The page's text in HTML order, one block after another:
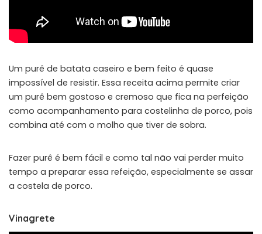
Um purê de batata caseiro e bem feito é quase
impossível de resistir. Essa receita acima permite criar
um purê bem gostoso e cremoso que fica na perfeição
como acompanhamento para costelinha de porco, pois
combina até com o molho que tiver de sobra.
Fazer purê é bem fácil e como tal não vai perder muito
tempo a preparar essa refeição, especialmente se assar
a costela de porco.
Vinagrete